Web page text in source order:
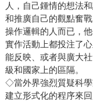
人，自己鍾情的想法
和推廣自己的觀點奮
操作邏輯的人而已，
實作活動上都投注了
能反映、或者與廣大
級和國家上的區隔。
◇當外界強烈質疑科學
建立形式化的程序來